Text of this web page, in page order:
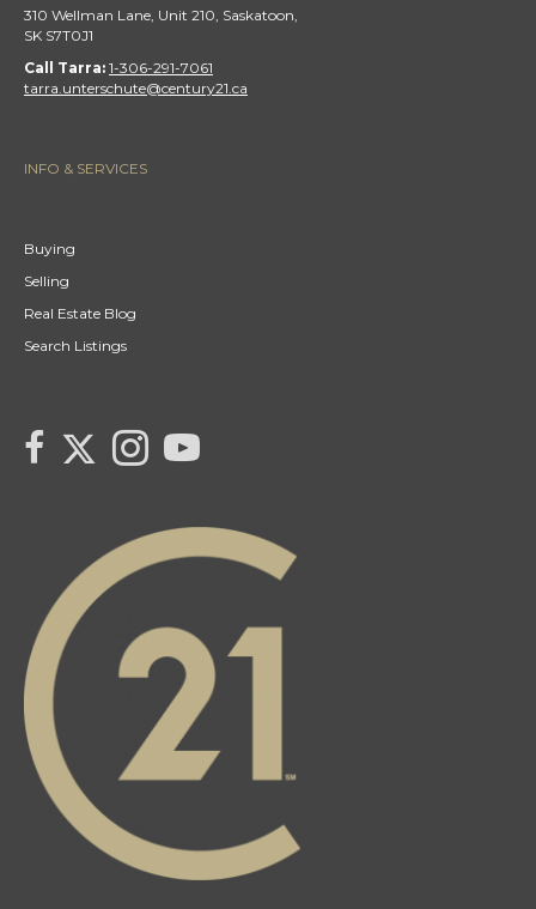
310 Wellman Lane, Unit 210, Saskatoon,
SK S7T0J1
Call Tarra: 1-306-291-7061
tarra.unterschute@century21.ca
INFO & SERVICES
Buying
Selling
Real Estate Blog
Search Listings
link to Tarra Unterschute's facebook page
link to Tarras Century 21 Fusion Twitter page
Link to Tarra Unterschute's Instagram page
link to Tarra's Century 21 Fusion Youtube page